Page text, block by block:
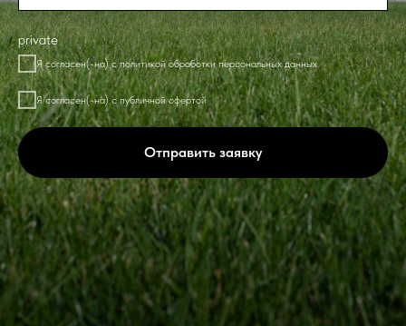
private
Я согласен(-на) с политикой обработки персональных данных
Я согласен(-на) с публичной офертой
Отправить заявку